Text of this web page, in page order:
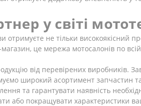
у світі
не тільки високоякісний
це мережа мотосалонів по всій
від перевірених виробників.
широкий асортимент запчастин
та гарантувати наявність
або покращувати характеристики